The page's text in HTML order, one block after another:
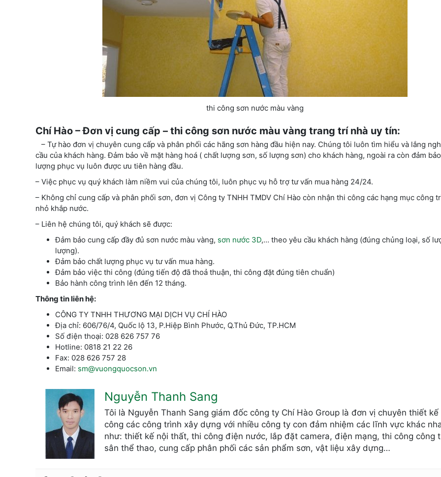
thi công sơn nước màu vàng
Chí Hào – Đơn vị cung cấp – thi công sơn nước màu vàng trang trí nhà uy tín:
– Tự hào đơn vị chuyên cung cấp và phân phối các hãng sơn hàng đầu hiện nay. Chúng tôi luôn tìm hiểu và lắng
cầu của khách hàng. Đảm bảo về mặt hàng hoá ( chất lượng sơn, số lượng sơn) cho khách hàng, ngoài ra còn đảm
lượng phục vụ luôn được ưu tiên hàng đầu.
– Việc phục vụ quý khách làm niềm vui của chúng tôi, luôn phục vụ hỗ trợ tư vấn mua hàng 24/24.
– Không chỉ cung cấp và phân phối sơn, đơn vị Công ty TNHH TMDV Chí Hào còn nhận thi công các hạng mục công
nhỏ khắp nước.
– Liên hệ chúng tôi, quý khách sẽ được:
Đảm bảo cung cấp đầy đủ sơn nước màu vàng, sơn nước 3D,… theo yêu cầu khách hàng (đúng chủng loại, số
lượng).
Đảm bảo chất lượng phục vụ tư vấn mua hàng.
Đảm bảo việc thi công (đúng tiến độ đã thoả thuận, thi công đặt đúng tiên chuẩn)
Bảo hành công trình lên đến 12 tháng.
Thông tin liên hệ:
CÔNG TY TNHH THƯƠNG MẠI DỊCH VỤ CHÍ HÀO
Địa chỉ: 606/76/4, Quốc lộ 13, P.Hiệp Bình Phước, Q.Thủ Đức, TP.HCM
Số điện thoại: 028 626 757 76
Hotline: 0818 21 22 26
Fax: 028 626 757 28
Email: sm@vuongquocson.vn
Nguyễn Thanh Sang
Tôi là Nguyễn Thanh Sang giám đốc công ty Chí Hào Group là đơn vị chuyên thiết
công các công trình xây dựng với nhiều công ty con đảm nhiệm các lĩnh vực khác
như: thiết kế nội thất, thi công điện nước, lắp đặt camera, điện mạng, thi công công
sân thể thao, cung cấp phân phối các sản phẩm sơn, vật liệu xây dựng…